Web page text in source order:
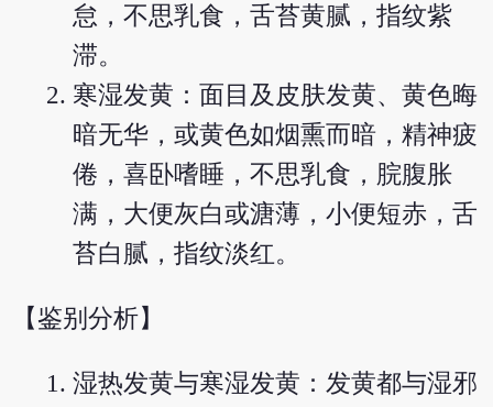
怠，不思乳食，舌苔黄腻，指纹紫
滞。
寒湿发黄：面目及皮肤发黄、黄色晦
暗无华，或黄色如烟熏而暗，精神疲
倦，喜卧嗜睡，不思乳食，脘腹胀
满，大便灰白或溏薄，小便短赤，舌
苔白腻，指纹淡红。
【鉴别分析】
湿热发黄与寒湿发黄：发黄都与湿邪